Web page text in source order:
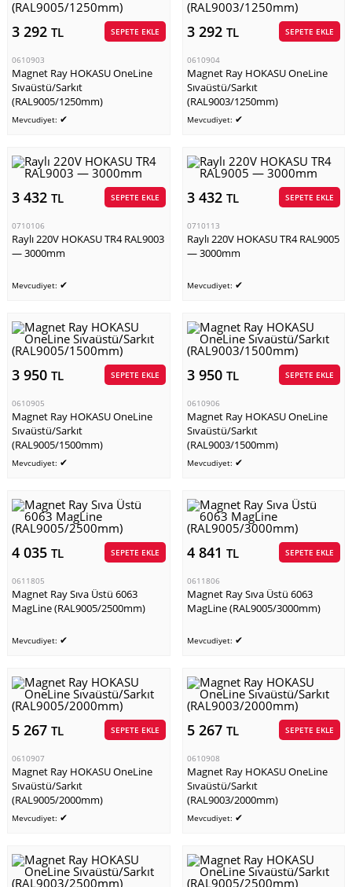
3 292 TL SEPETE EKLE
0610903
Magnet Ray HOKASU OneLine
Sıvaüstü/Sarkıt
(RAL9005/1250mm)
Mevcudiyet: ✔
3 292 TL SEPETE EKLE
0610904
Magnet Ray HOKASU OneLine
Sıvaüstü/Sarkıt
(RAL9003/1250mm)
Mevcudiyet: ✔
3 432 TL SEPETE EKLE
0710106
Raylı 220V HOKASU TR4 RAL9003
— 3000mm
Mevcudiyet: ✔
3 432 TL SEPETE EKLE
0710113
Raylı 220V HOKASU TR4 RAL9005
— 3000mm
Mevcudiyet: ✔
3 950 TL SEPETE EKLE
0610905
Magnet Ray HOKASU OneLine
Sıvaüstü/Sarkıt
(RAL9005/1500mm)
Mevcudiyet: ✔
3 950 TL SEPETE EKLE
0610906
Magnet Ray HOKASU OneLine
Sıvaüstü/Sarkıt
(RAL9003/1500mm)
Mevcudiyet: ✔
4 035 TL SEPETE EKLE
0611805
Magnet Ray Sıva Üstü 6063
MagLine (RAL9005/2500mm)
Mevcudiyet: ✔
4 841 TL SEPETE EKLE
0611806
Magnet Ray Sıva Üstü 6063
MagLine (RAL9005/3000mm)
Mevcudiyet: ✔
5 267 TL SEPETE EKLE
0610907
Magnet Ray HOKASU OneLine
Sıvaüstü/Sarkıt
(RAL9005/2000mm)
Mevcudiyet: ✔
5 267 TL SEPETE EKLE
0610908
Magnet Ray HOKASU OneLine
Sıvaüstü/Sarkıt
(RAL9003/2000mm)
Mevcudiyet: ✔